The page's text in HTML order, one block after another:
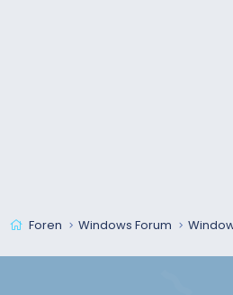
Foren Windows Forum